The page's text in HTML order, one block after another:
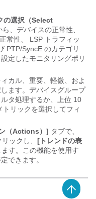
の選択（Select
、デバイスの正常性、
常性、 LSP トラフィッ
PTP/SyncE のカテゴリ
定したモニタリングポリ
ィカル、重要、軽微、およ
ます。デバイスグループ
タ処理するか、上位 10
リックを選択してフィ
（Actions）] タブで、
ックし、 [トレンドの表
す。この機能を使用す
できます。